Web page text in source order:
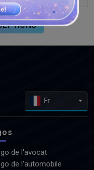
Fr
de l'avocat
de l'automobile